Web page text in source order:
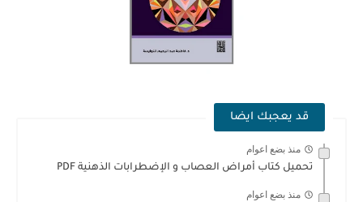
قد يعجبك ايضا
منذ بضع اعوام
تحميل كتاب أمراض العصاب و الإضطرابات الذهنية PDF
منذ بضع اعوام